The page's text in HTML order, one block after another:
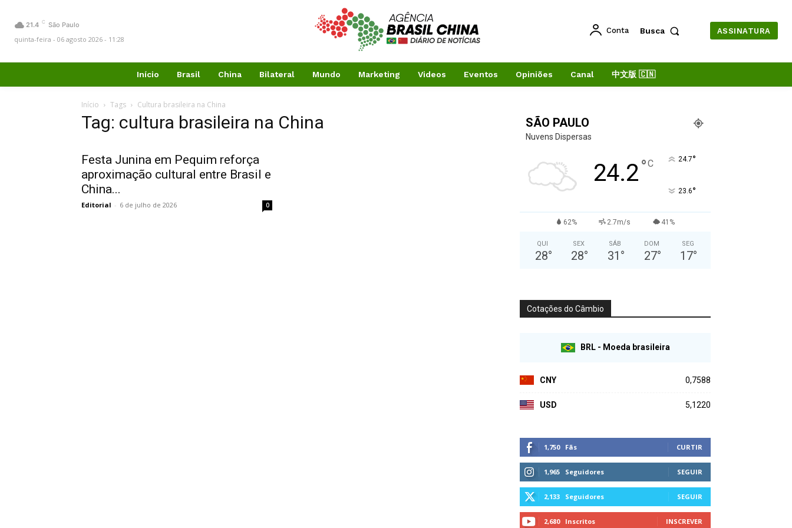
21.4 C São Paulo
quinta-feira - 06 agosto 2026 - 11:28
Conta Busca ASSINATURA
Início Brasil China Bilateral Mundo Marketing Videos Eventos Opiniões Canal 中文版 🇨🇳
Início Tags Cultura brasileira na China
Tag: cultura brasileira na China
Festa Junina em Pequim reforça
aproximação cultural entre Brasil e
China...
Editorial - 6 de julho de 2026 0
SÃO PAULO
Nuvens Dispersas
24.2°C 24.7°
23.6°
62% 2.7m/s 41%
QUI
28°
SEX
28°
SÁB
31 °
DOM
27°
SEG
17°
Cotações do Câmbio
BRL - Moeda brasileira
CNY 0,7588
USD 5,1220
1,750 Fãs CURTIR
1,965 Seguidores SEGUIR
2,133 Seguidores SEGUIR
2,680 Inscritos INSCREVER